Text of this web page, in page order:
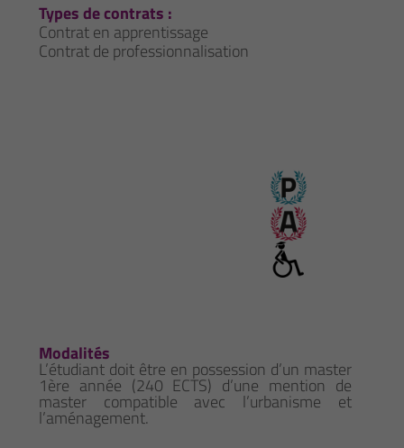
Types de contrats :
Contrat en apprentissage
Contrat de professionnalisation
Modalités
L’étudiant doit être en possession d’un master
1ère année (240 ECTS) d’une mention de
master compatible avec l’urbanisme et
l’aménagement.